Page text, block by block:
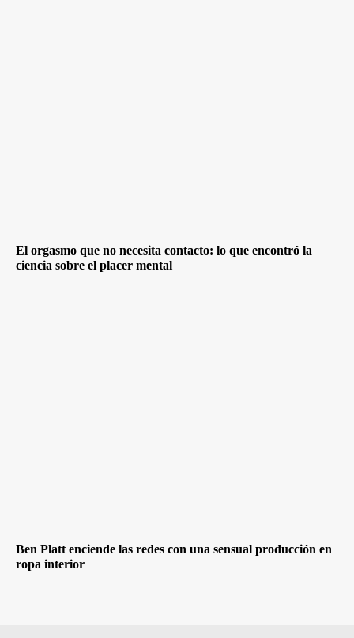
El orgasmo que no necesita contacto: lo que encontró la
ciencia sobre el placer mental
Ben Platt enciende las redes con una sensual producción en
ropa interior